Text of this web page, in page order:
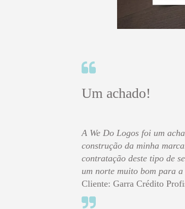
Um achado!
A We Do Logos foi um
construção da minha
contratação deste tipo de
um norte muito bom para a
Cliente: Garra Crédito